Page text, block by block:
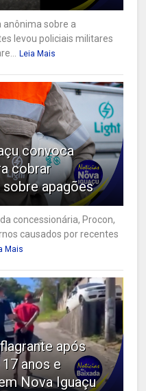
anônima sobre a
levou policiais militares
Leia Mais
convoca
cobrar
apagões
concessionária, Procon,
causados por recentes
Mais
após
anos e
Nova Iguaçu